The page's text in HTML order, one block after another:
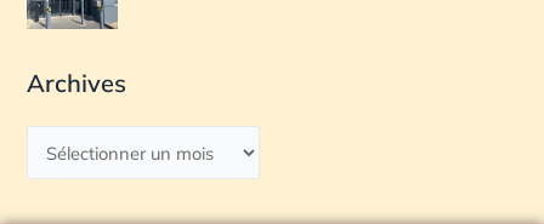
Archives